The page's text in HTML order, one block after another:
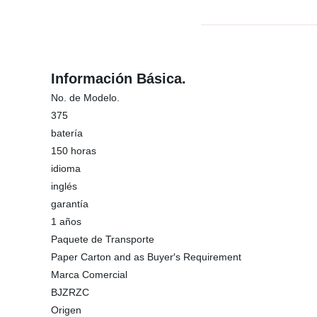
Información Básica.
No. de Modelo.
375
batería
150 horas
idioma
inglés
garantía
1 años
Paquete de Transporte
Paper Carton and as Buyer′s Requirement
Marca Comercial
BJZRZC
Origen